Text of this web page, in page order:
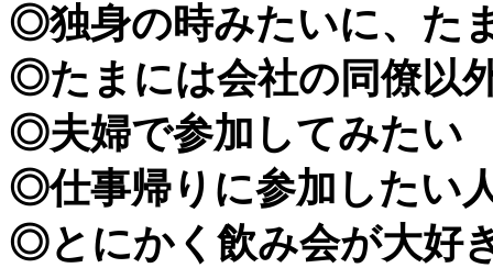
◎独身の時みたいに、た
◎たまには会社の同僚以
◎夫婦で参加してみたい
◎仕事帰りに参加したい
◎とにかく飲み会が大好